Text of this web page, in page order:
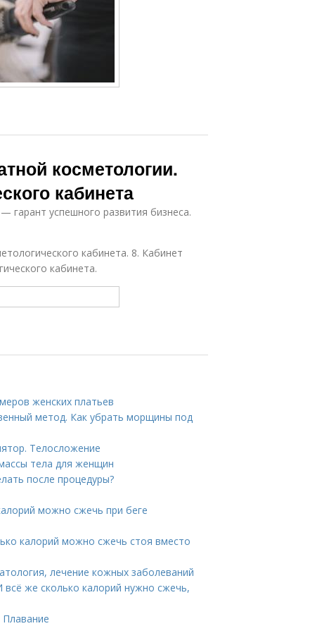
косметологии.
кабинета
гарант успешного развития бизнеса.
кабинета. 8. Кабинет
кабинета.
женских платьев
метод. Как убрать морщины под
Телосложение
тела для женщин
после процедуры?
можно сжечь при беге
калорий можно сжечь стоя вместо
лечение кожных заболеваний
всё же сколько калорий нужно сжечь,